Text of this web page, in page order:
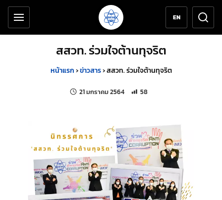
ข้ามไปยังเนื้อหาหลัก
เครื่องมือช่วยเหลือ
EN
สสวท. ร่วมใจต้านทุจริต
หน้าแรก›ข่าวสาร›สสวท. ร่วมใจต้านทุจริต
21 มกราคม 2564 แก้ไขล่าสุดเมื่อ:
จำนวนการเข้าชม 58 ครั้ง
58